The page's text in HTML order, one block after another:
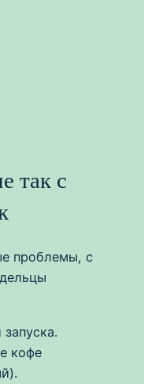
так с
проблемы, с
кофе